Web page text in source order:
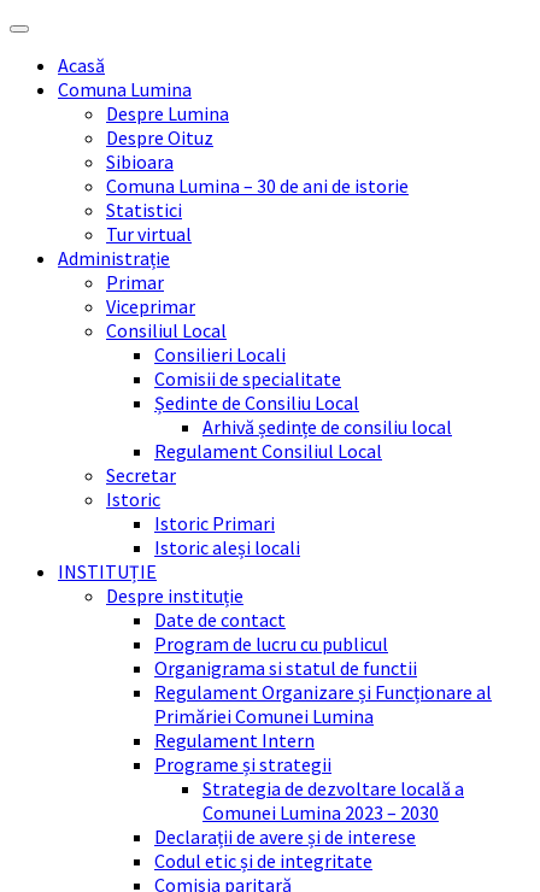
Skip
content
Skip
sidebar
Skip
right
sidebar
Skip
footerAcasă
Comuna Lumina
Despre Lumina
Despre Oituz
Sibioara
Comuna Lumina – 30 de ani de istorie
Statistici
Tur virtual
Administrație
Primar
Viceprimar
Consiliul Local
Consilieri Locali
Comisii de specialitate
Ședinte de Consiliu Local
Arhivă ședințe de consiliu local
Regulament Consiliul Local
Secretar
Istoric
Istoric Primari
Istoric aleși locali
INSTITUȚIE
Despre instituție
Date de contact
Program de lucru cu publicul
Organigrama si statul de functii
Regulament Organizare și Funcționare al
Primăriei Comunei Lumina
Regulament Intern
Programe și strategii
Strategia de dezvoltare locală a
Comunei Lumina 2023 – 2030
Declarații de avere și de interese
Codul etic și de integritate
Comisia paritară